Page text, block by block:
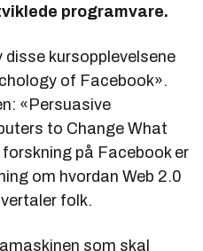
programvare.
disse kursopplevelsene
of Facebook».
«Persuasive
to Change What
forskning på Facebook er
om hvordan Web 2.0
folk.
som skal